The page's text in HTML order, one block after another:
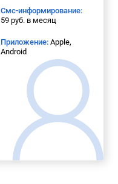
Смс-информирование:
59 руб. в месяц
Приложение: Apple,
Android